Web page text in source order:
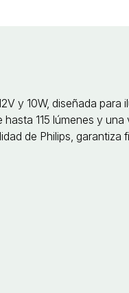
y 10W, diseñada
115 lúmenes y
de Philips, garantiza